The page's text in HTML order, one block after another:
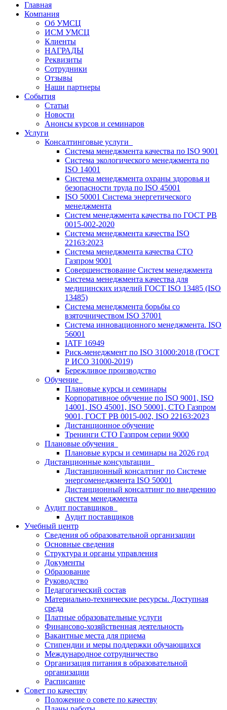
Главная
Компания
Об УМСЦ
ИСМ УМСЦ
Клиенты
НАГРАДЫ
Реквизиты
Сотрудники
Отзывы
Наши партнеры
События
Статьи
Новости
Анонсы курсов и семинаров
Услуги
Консалтинговые услуги
Система менеджмента качества по ISO 9001
Система экологического менеджмента по
ISO 14001
Система менеджмента охраны здоровья и
безопасности труда по ISO 45001
ISO 50001 Системa энергетического
менеджмента
Систем менеджмента качества по ГОСТ РВ
0015-002-2020
Система менеджмента качества ISO
22163:2023
Система менеджмента качества СТО
Газпром 9001
Совершенствование Систем менеджмента
Система менеджмента качества для
медицинских изделий ГОСТ ISO 13485 (ISO
13485)
Система менеджмента борьбы со
взяточничеством ISO 37001
Система инновационного менеджмента. ISO
56001
IATF 16949
Риск-менеджмент по ISO 31000:2018 (ГОСТ
Р ИСО 31000-2019)
Бережливое производство
Обучение
Плановые курсы и семинары
Корпоративное обучение по ISO 9001, ISO
14001, ISO 45001, ISO 50001, СТО Газпром
9001, ГОСТ РВ 0015-002, ISO 22163:2023
Дистанционное обучение
Тренинги СТО Газпром серии 9000
Плановые обучения
Плановые курсы и семинары на 2026 год
Дистанционные консультации
Дистанционный консалтинг по Системе
энергоменеджмента ISO 50001
Дистанционный консалтинг по внедрению
систем менеджмента
Аудит поставщиков
Аудит поставщиков
Учебный центр
Сведения об образовательной организации
Основные сведения
Структура и органы управления
Документы
Образование
Руководство
Педагогический состав
Материально-технические ресурсы. Доступная
среда
Платные образовательные услуги
Финансово-хозяйственная деятельность
Вакантные места для приема
Стипендии и меры поддержки обучающихся
Международное сотрудничество
Организация питания в образовательной
организации
Расписание
Совет по качеству
Положение о совете по качеству